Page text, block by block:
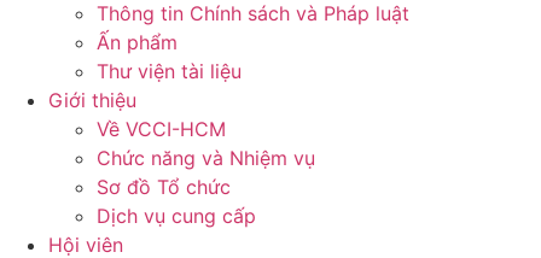
Thông tin Chính sách và Pháp luật
Ấn phẩm
Thư viện tài liệu
Giới thiệu
Về VCCI-HCM
Chức năng và Nhiệm vụ
Sơ đồ Tổ chức
Dịch vụ cung cấp
Hội viên